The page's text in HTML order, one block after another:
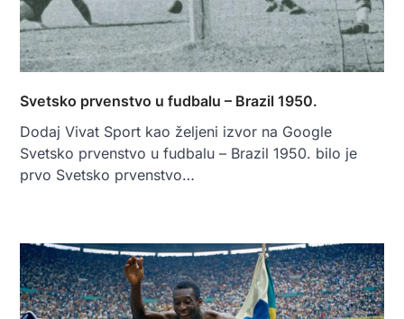
Svetsko prvenstvo u fudbalu – Brazil 1950.
Dodaj Vivat Sport kao željeni izvor na Google
Svetsko prvenstvo u fudbalu – Brazil 1950. bilo je
prvo Svetsko prvenstvo…